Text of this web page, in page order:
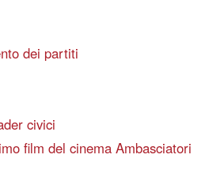
dei partiti
civici
film del cinema Ambasciatori